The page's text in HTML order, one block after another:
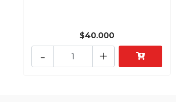
$40.000
+
-